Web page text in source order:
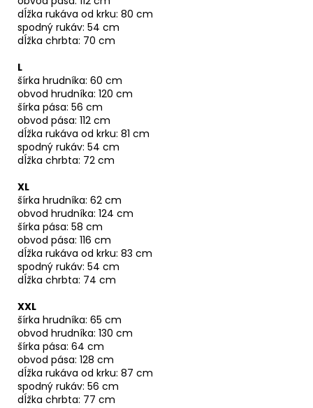
dĺžka rukáva od krku: 80 cm
spodný rukáv: 54 cm
dĺžka chrbta: 70 cm
L
šírka hrudníka: 60 cm
obvod hrudníka: 120 cm
šírka pása: 56 cm
obvod pása: 112 cm
dĺžka rukáva od krku: 81 cm
spodný rukáv: 54 cm
dĺžka chrbta: 72 cm
XL
šírka hrudníka: 62 cm
obvod hrudníka: 124 cm
šírka pása: 58 cm
obvod pása: 116 cm
dĺžka rukáva od krku: 83 cm
spodný rukáv: 54 cm
dĺžka chrbta: 74 cm
XXL
šírka hrudníka: 65 cm
obvod hrudníka: 130 cm
šírka pása: 64 cm
obvod pása: 128 cm
dĺžka rukáva od krku: 87 cm
spodný rukáv: 56 cm
dĺžka chrbta: 77 cm